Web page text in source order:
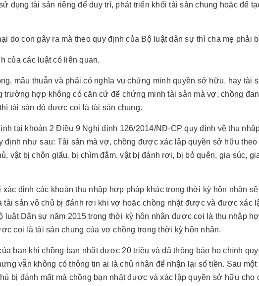
dụng tài sản riêng để duy trì, phát triển khối tài sản chung hoặc để
do con gây ra mà theo quy định của Bộ luật dân sự thì cha mẹ phải
của các luật có liên quan.
mâu thuẫn và phải có nghĩa vụ chứng minh quyền sở hữu, hay tài
trường hợp không có căn cứ để chứng minh tài sản mà vợ, chồng
tài sản đó được coi là tài sản chung.
tại khoản 2 Điều 9 Nghị định 126/2014/NĐ-CP quy định về thu
định như sau: Tài sản mà vợ, chồng được xác lập quyền sở hữu
vật bị chôn giấu, bị chìm đắm, vật bị đánh rơi, bị bỏ quên, gia súc,
định các khoản thu nhập hợp pháp khác trong thời kỳ hôn nhân
tài sản vô chủ bị đánh rơi khi vợ hoặc chồng nhặt được và được xác
luật Dân sự năm 2015 trong thời kỳ hôn nhân được coi là thu nhập
coi là tài sản chung của vợ chồng trong thời kỳ hôn nhân.
bạn khi chồng bạn nhặt được 20 triệu và đã thông báo ho chính
vẫn không có thông tin ai là chủ nhân để nhận lại số tiền. Sau
bị đánh mất mà chồng bạn nhặt được và xác lập quyền sở hữu cho